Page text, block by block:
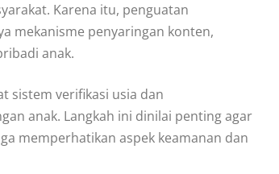
Karena itu, penguatan
mekanisme penyaringan konten,
anak.
sistem verifikasi usia dan
anak. Langkah ini dinilai penting agar
memperhatikan aspek keamanan dan